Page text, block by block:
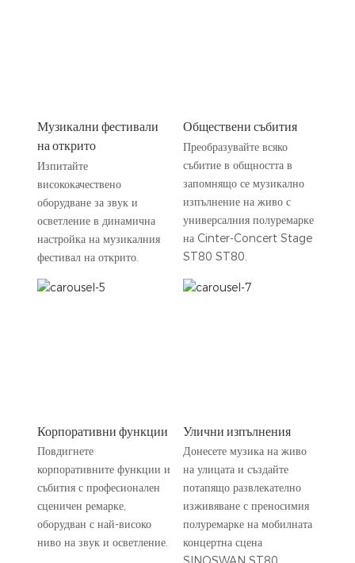
Музикални фестивали
на открито
Изпитайте
висококачествено
оборудване за звук и
осветление в динамична
настройка на музикалния
фестивал на открито.
Обществени събития
Преобразувайте всяко
събитие в общността в
запомнящо се музикално
изпълнение на живо с
универсалния полуремарке
на Cinter-Concert Stage
ST80 ST80.
Корпоративни функции
Повдигнете
корпоративните функции и
събития с професионален
сценичен ремарке,
оборудван с най-високо
ниво на звук и осветление.
Улични изпълнения
Донесете музика на живо
на улицата и създайте
потапящо развлекателно
изживяване с преносимия
полуремарке на мобилната
концертна сцена